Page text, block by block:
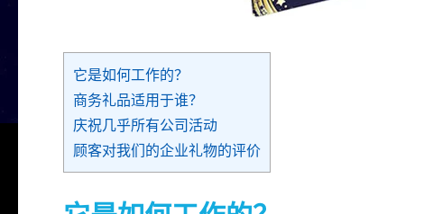
它是如何工作的？
商务礼品适用于谁？
庆祝几乎所有公司活动
顾客对我们的企业礼物的评价